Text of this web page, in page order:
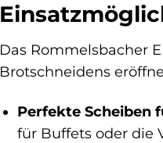
Das Rommelsbacher
Brotschneidens
Perfekte Scheiben
für Buffets oder die